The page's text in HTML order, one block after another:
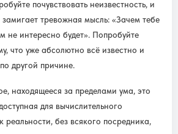
почувствовать неизвестность, и
тревожная мысль: «Зачем тебе
не интересно будет». Попробуйте
что уже абсолютно всё известно и
другой причине.
находящееся за пределами ума, это
для вычислительного
реальности, без всякого посредника,